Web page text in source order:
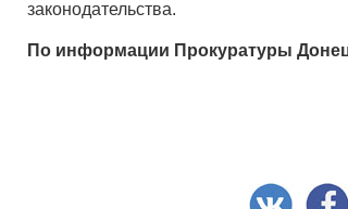
законодательства.
По информации Прокуратуры